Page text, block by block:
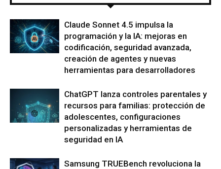
Claude Sonnet 4.5 impulsa la
programación y la IA: mejoras en
codificación, seguridad avanzada,
creación de agentes y nuevas
herramientas para desarrolladores
ChatGPT lanza controles parentales y
recursos para familias: protección de
adolescentes, configuraciones
personalizadas y herramientas de
seguridad en IA
Samsung TRUEBench revoluciona la